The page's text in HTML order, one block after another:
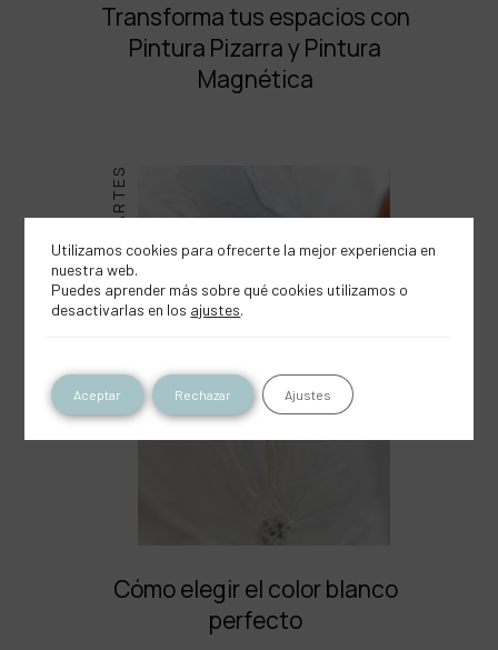
Transforma tus espacios con
Pintura Pizarra y Pintura
Magnética
BELLAS ARTES
Cómo elegir el color blanco
perfecto
Utilizamos cookies para ofrecerte la mejor experiencia en
nuestra web.
Puedes aprender más sobre qué cookies utilizamos o
desactivarlas en los ajustes.
Aceptar Rechazar Ajustes